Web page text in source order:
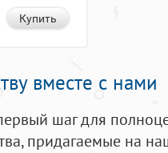
Купить
вместе с нами
шаг для
придагаемые на